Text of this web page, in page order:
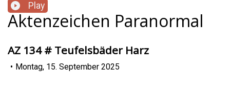
Play
Aktenzeichen Paranormal
AZ 134 # Teufelsbäder Harz
• Montag, 15. September 2025